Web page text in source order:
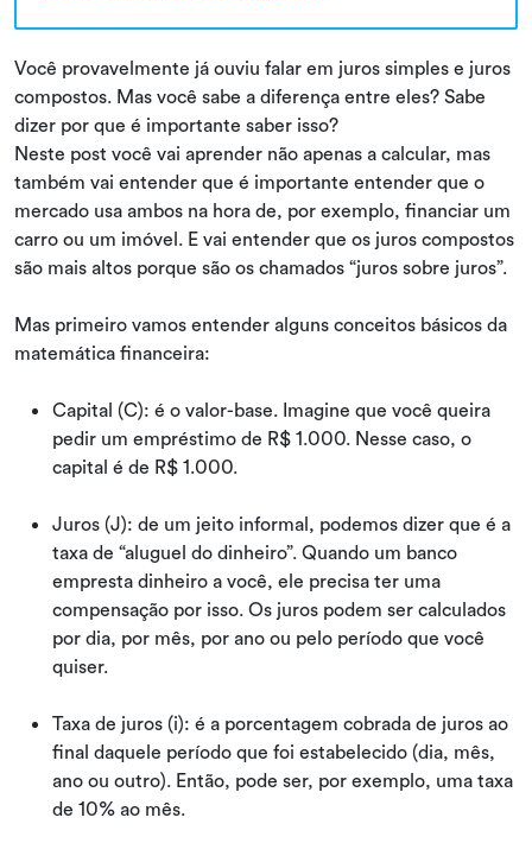
Você provavelmente já ouviu falar em juros simples e juros
compostos. Mas você sabe a diferença entre eles? Sabe
dizer por que é importante saber isso?
Neste post você vai aprender não apenas a calcular, mas
também vai entender que é importante entender que o
mercado usa ambos na hora de, por exemplo, financiar um
carro ou um imóvel. E vai entender que os juros compostos
são mais altos porque são os chamados “juros sobre juros”.
Mas primeiro vamos entender alguns conceitos básicos da
matemática financeira:
Capital (C): é o valor-base. Imagine que você queira
pedir um empréstimo de R$ 1.000. Nesse caso, o
capital é de R$ 1.000.
Juros (J): de um jeito informal, podemos dizer que é a
taxa de “aluguel do dinheiro”. Quando um banco
empresta dinheiro a você, ele precisa ter uma
compensação por isso. Os juros podem ser calculados
por dia, por mês, por ano ou pelo período que você
quiser.
Taxa de juros (i): é a porcentagem cobrada de juros ao
final daquele período que foi estabelecido (dia, mês,
ano ou outro). Então, pode ser, por exemplo, uma taxa
de 10% ao mês.